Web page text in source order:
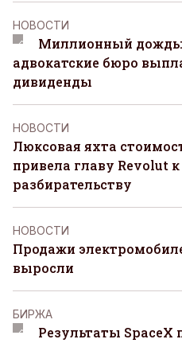
НОВОСТИ
Миллионный
адвокатские бюро
дивиденды
НОВОСТИ
Люксовая яхта
привела главу Revolut
разбирательству
НОВОСТИ
Продажи
выросли
БИРЖА
Результаты